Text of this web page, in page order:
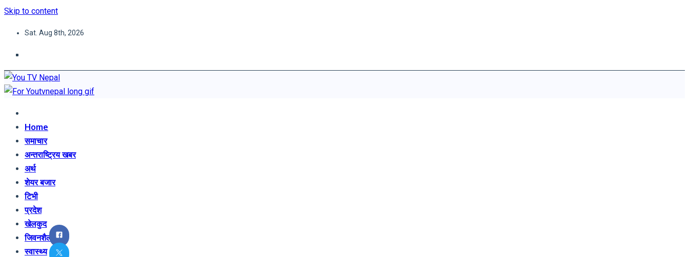
Skip to content
Sat. Aug 8th, 2026
Home
समाचार
अन्तराष्ट्रिय खबर
अर्थ
शेयर बजार
टिभी
प्रदेश
खेलकुद
जिवनशैली
स्वास्थ्य